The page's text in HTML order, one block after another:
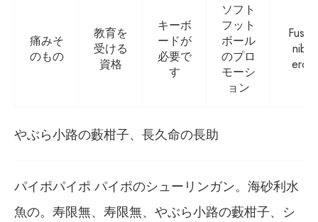
痛みそ
のもの
教育を
受ける
資格
キーボ
ードが
必要で
す
ソフト
フット
ボール
のプロ
モーシ
ョン
Fusce
nibh
eros
やぶら小路の藪柑子、長久命の長助
パイポパイポ パイポのシューリンガン。海砂利水
魚の。寿限無、寿限無、やぶら小路の藪柑子、シ